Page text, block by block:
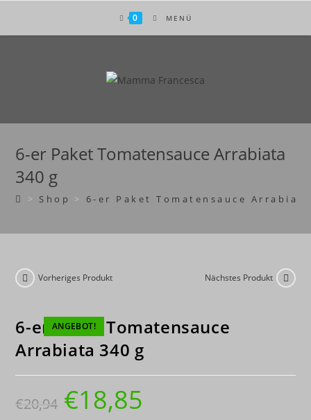
0 MENÜ
6-er Paket Tomatensauce Arrabiata
340 g
> Shop > 6-er Paket Tomatensauce
ANGEBOT!
Vorheriges Produkt Nächstes Produkt
6-er Paket Tomatensauce
Arrabiata 340 g
€20,94 €18,85